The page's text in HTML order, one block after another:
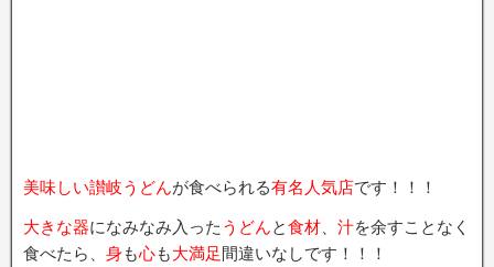
美味しい讃岐うどんが食べられる有名人気店です！！！
大きな器になみなみ入った うどんと食材 汁を余すことなく
食べたら、 身 も心も大満足間違いなしです！！！